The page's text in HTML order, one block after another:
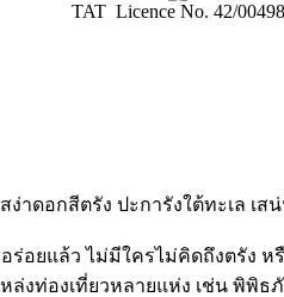
TAT Licence No. 42/00498
าดอกสีตรัง ปะการังใต้ทะเล เ
ยแล้ว ไม่มีใครไม่คิดถึงตรัง ห
ล่งท่องเที่ยวหลายแห่ง เช่น พิ